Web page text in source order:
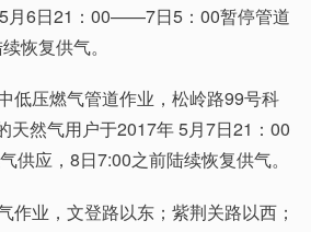
月6日21：00——7日5：00暂停管道
恢复供气。
低压燃气管道作业，松岭路99号科
天然气用户于2017年 5月7日21：00
供应，8日7:00之前陆续恢复供气。
作业，文登路以东；紫荆关路以西；